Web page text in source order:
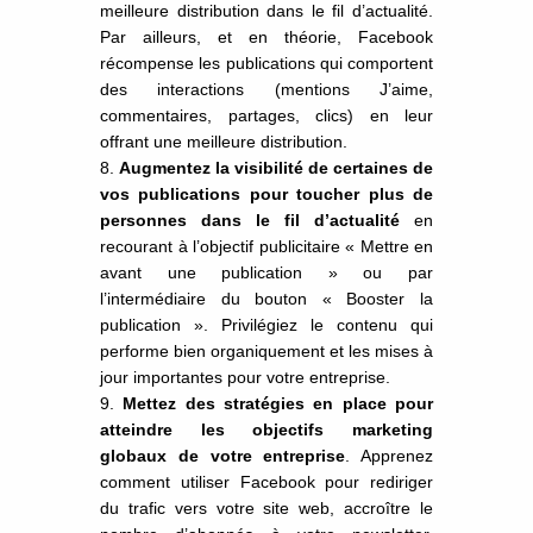
meilleure distribution dans le fil d’actualité.
Par ailleurs, et en théorie, Facebook
récompense les publications qui comportent
des interactions (mentions J’aime,
commentaires, partages, clics) en leur
offrant une meilleure distribution.
Augmentez la visibilité de certaines de
vos publications pour toucher plus de
personnes dans le fil d’actualité en
recourant à l’objectif publicitaire « Mettre en
avant une publication » ou par
l’intermédiaire du bouton « Booster la
publication ». Privilégiez le contenu qui
performe bien organiquement et les mises à
jour importantes pour votre entreprise.
Mettez des stratégies en place pour
atteindre les objectifs marketing
globaux de votre entreprise . Apprenez
comment utiliser Facebook pour rediriger
du trafic vers votre site web, accroître le